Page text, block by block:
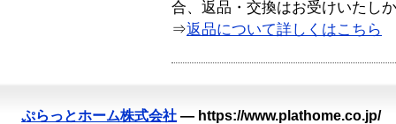
合、返品・交換はお受けいたし
⇒返品について詳しくはこちら
ぷらっとホーム株式会社 — https://www.plathome.co.jp/